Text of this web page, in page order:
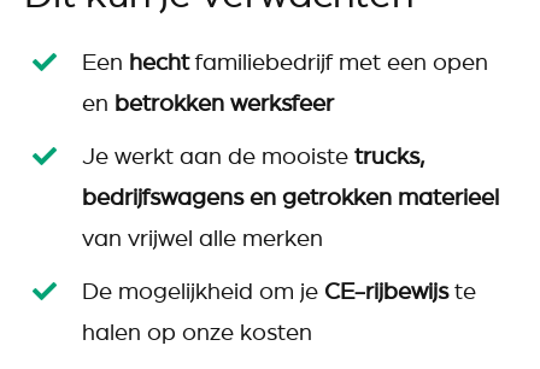
Een hechtfamiliebedrijf met een open
en betrokken werksfeer
Je werkt aan de mooiste trucks,
bedrijfswagens en getrokken materieel
van vrijwel alle merken
De mogelijkheid om je CE-rijbewijste
halen op onze kosten